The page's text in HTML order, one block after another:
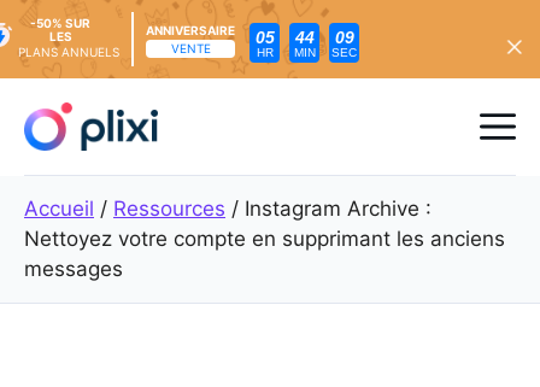
content
-50% SUR
LES
PLANS ANNUELS
ANNIVERSAIRE
VENTE
05
HR
44
MIN
08
SEC
Accueil / Ressources / Instagram Archive :
Nettoyez votre compte en supprimant les anciens
messages